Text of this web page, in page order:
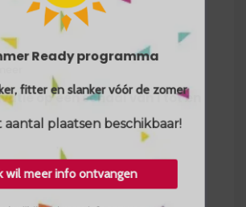
op een schaal van 1 tot en
Ready programma
fitter en slanker vóór de zomer
plaatsen beschikbaar!
wil meer info ontvangen